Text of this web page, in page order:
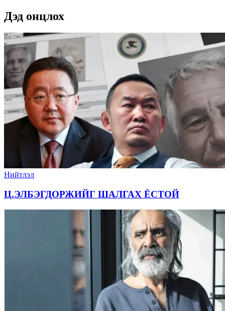
Дэд онцлох
Нийтлэл
Ц.ЭЛБЭГДОРЖИЙГ ШАЛГАХ ЁСТОЙ